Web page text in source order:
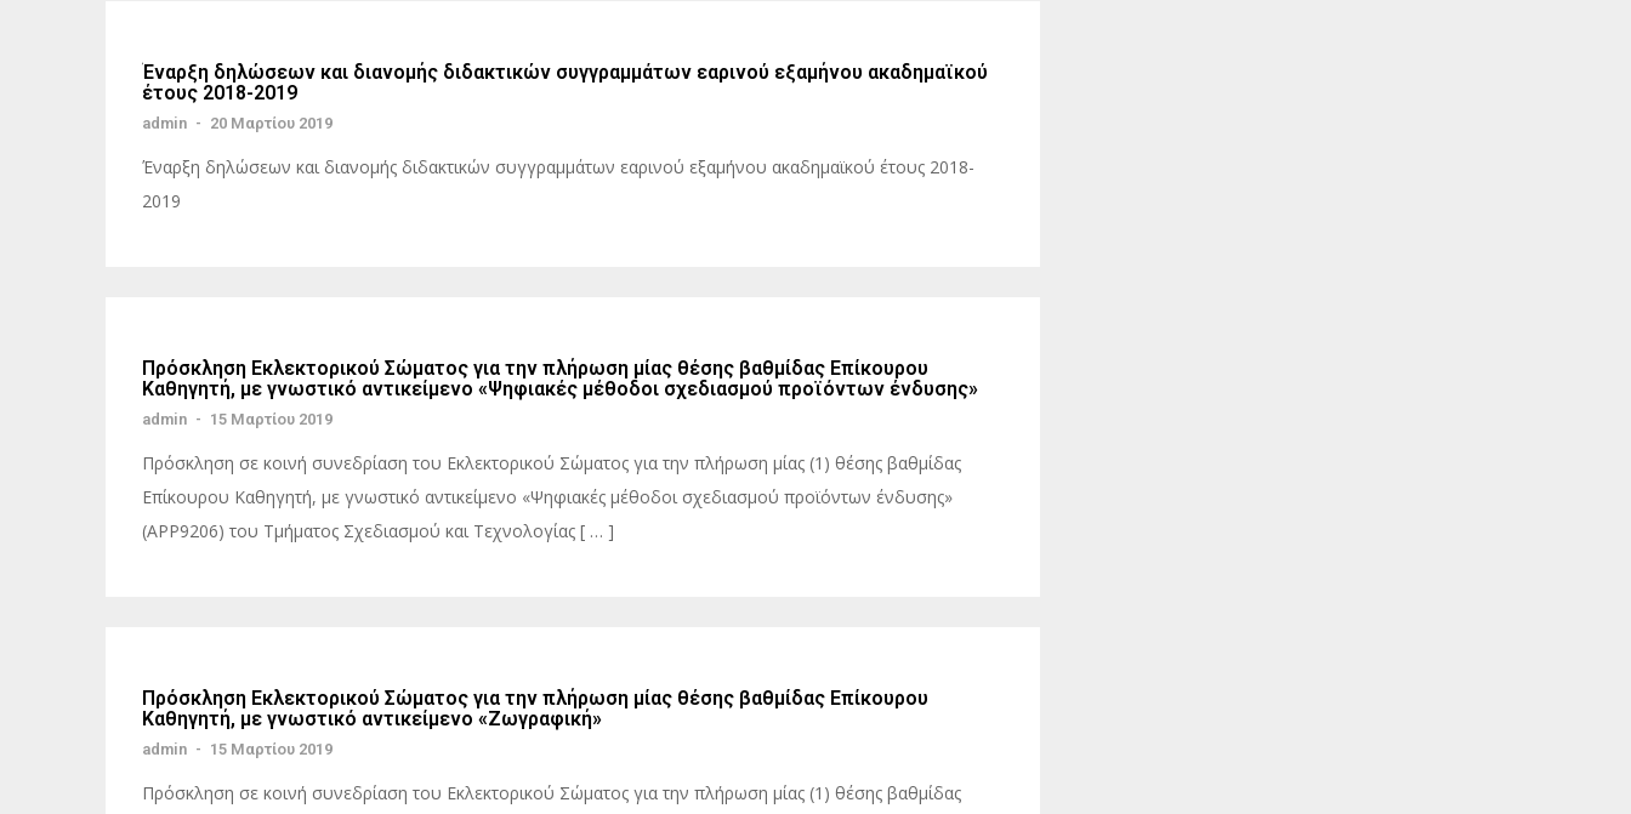
Έναρξη δηλώσεων και διανομής διδακτικών συγγραμμάτων εαρινού εξαμήνου ακαδημαϊκού
έτους 2018-2019
admin - 20 Μαρτίου 2019
Έναρξη δηλώσεων και διανομής διδακτικών συγγραμμάτων εαρινού εξαμήνου ακαδημαϊκού έτους 2018-
2019
Πρόσκληση Εκλεκτορικού Σώματος για την πλήρωση μίας θέσης βαθμίδας Επίκουρου
Καθηγητή, με γνωστικό αντικείμενο «Ψηφιακές μέθοδοι σχεδιασμού προϊόντων ένδυσης»
admin - 15 Μαρτίου 2019
Πρόσκληση σε κοινή συνεδρίαση του Εκλεκτορικού Σώματος για την πλήρωση μίας (1) θέσης βαθμίδας
Επίκουρου Καθηγητή, με γνωστικό αντικείμενο «Ψηφιακές μέθοδοι σχεδιασμού προϊόντων ένδυσης»
(ΑPP9206) του Τμήματος Σχεδιασμού και Τεχνολογίας [ … ]
Πρόσκληση Εκλεκτορικού Σώματος για την πλήρωση μίας θέσης βαθμίδας Επίκουρου
Καθηγητή, με γνωστικό αντικείμενο «Ζωγραφική»
admin - 15 Μαρτίου 2019
Πρόσκληση σε κοινή συνεδρίαση του Εκλεκτορικού Σώματος για την πλήρωση μίας (1) θέσης βαθμίδας